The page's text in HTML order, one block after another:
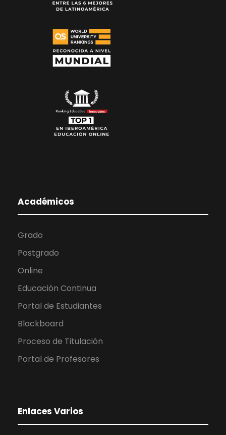
Académicos
Grado
Postgrado
Online
Educación Continua
Portal de Estudiantes
Blackboard
Proceso de Titulación
Portal de Profesores
Enlaces Varios